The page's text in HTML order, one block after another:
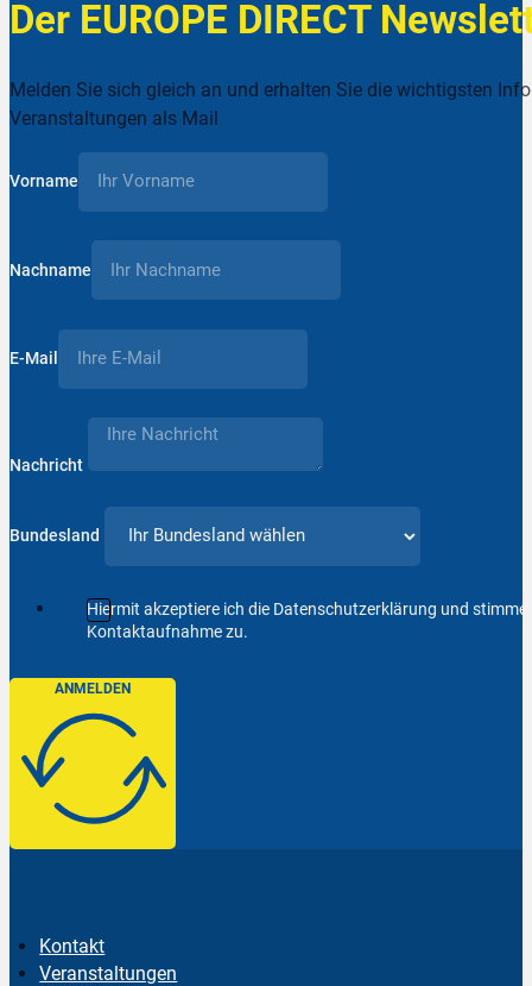
Der EUROPE DIRECT
Melden Sie sich gleich an und erhalten Sie die wichtigsten
Veranstaltungen als Mail
Vorname
Nachname
E-Mail
Nachricht
Bundesland
Hiermit akzeptiere ich die Datenschutzerklärung und
Kontaktaufnahme zu.
ANMELDEN
Kontakt
Veranstaltungen